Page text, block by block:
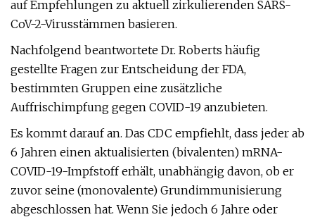
auf Empfehlungen zu aktuell zirkulierenden SARS-
CoV-2-Virusstämmen basieren.
Nachfolgend beantwortete Dr. Roberts häufig
gestellte Fragen zur Entscheidung der FDA,
bestimmten Gruppen eine zusätzliche
Auffrischimpfung gegen COVID-19 anzubieten.
Es kommt darauf an. Das CDC empfiehlt, dass jeder ab
6 Jahren einen aktualisierten (bivalenten) mRNA-
COVID-19-Impfstoff erhält, unabhängig davon, ob er
zuvor seine (monovalente) Grundimmunisierung
abgeschlossen hat. Wenn Sie jedoch 6 Jahre oder